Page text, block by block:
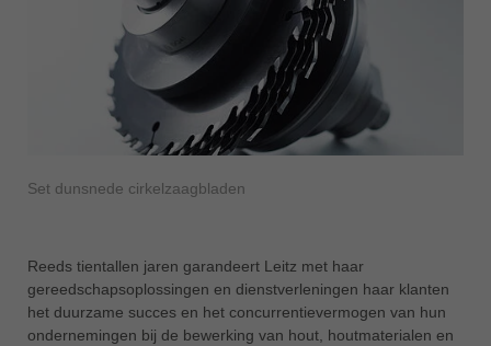
english
Việt Nam
tiếng việt
中国
中文
ประเทศไทย
yкраїнська
Set dunsnede cirkelzaagbladen
Reeds tientallen jaren garandeert Leitz met haar
gereedschapsoplossingen en dienstverleningen haar klanten
het duurzame succes en het concurrentievermogen van hun
ondernemingen bij de bewerking van hout, houtmaterialen en